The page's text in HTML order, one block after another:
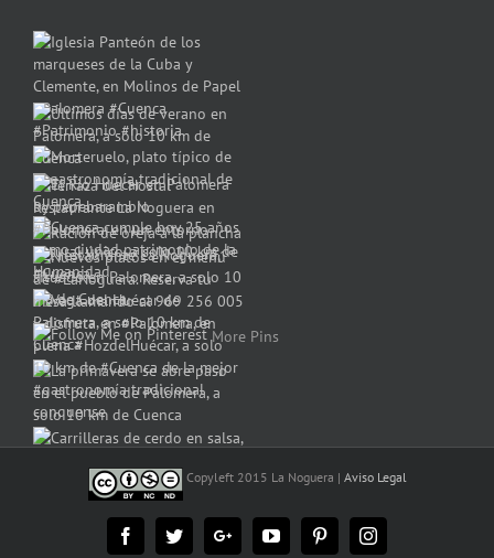
More Pins
Copyleft 2015 La Noguera | Aviso Legal
FacebookTwitterGoogle+YouTubePinterestInstagram